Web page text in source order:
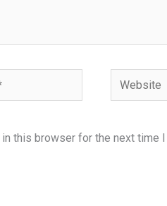
Website
this browser for the next time